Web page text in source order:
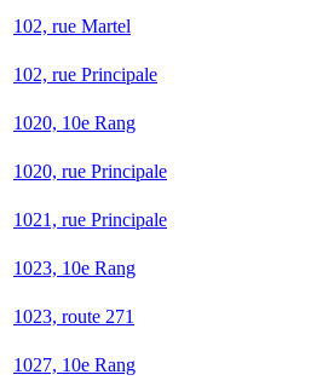
102, rue Martel
102, rue Principale
1020, 10e Rang
1020, rue Principale
1021, rue Principale
1023, 10e Rang
1023, route 271
1027, 10e Rang